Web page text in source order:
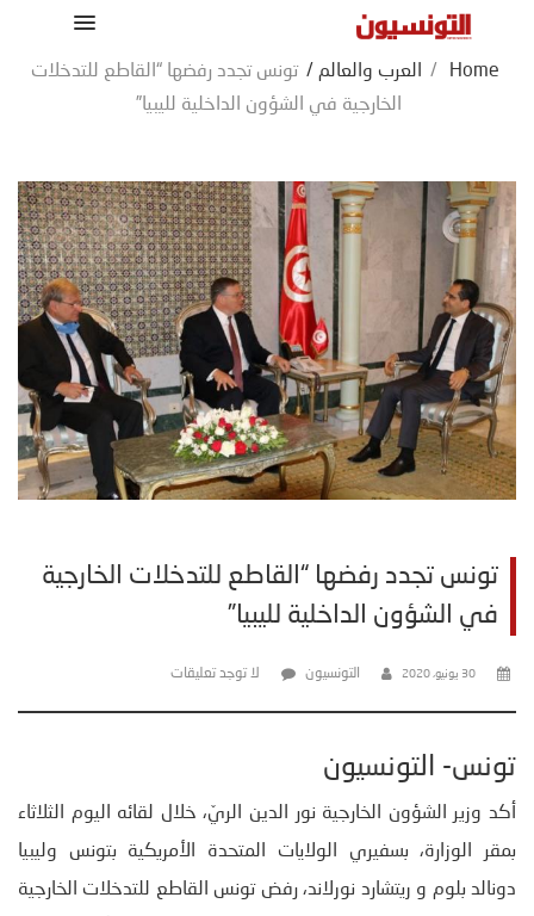
Home
/ العرب والعالم / تونس تجدد رفضها “القاطع للتدخلات
الخارجية في الشؤون الداخلية لليبيا”
تونس تجدد رفضها “القاطع للتدخلات الخارجية
في الشؤون الداخلية لليبيا”
30 يونيو، 2020 التونسيون لا توجد تعليقات
تونس- التونسيون
أكد وزير الشؤون الخارجية نور الدين الريّ، خلال لقائه اليوم الثلاثاء
بمقر الوزارة، بسفيري الولايات المتحدة الأمريكية بتونس وليبيا
دونالد بلوم و ريتشارد نورلاند، رفض تونس القاطع للتدخلات الخارجية